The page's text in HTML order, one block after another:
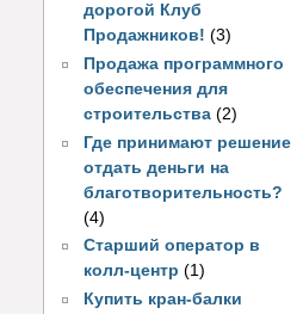
дорогой Клуб
Продажников! (3)
Продажа программного
обеспечения для
строительства (2)
Где принимают решение
отдать деньги на
благотворительность?
(4)
Старший оператор в
колл-центр (1)
Купить кран-балки